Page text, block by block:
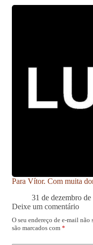
Para Vítor. Com muita
31 de dezembro
Deixe um comentário
O seu endereço de e-mail não
são marcados com *